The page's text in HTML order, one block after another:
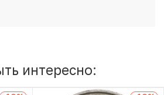
интересно: